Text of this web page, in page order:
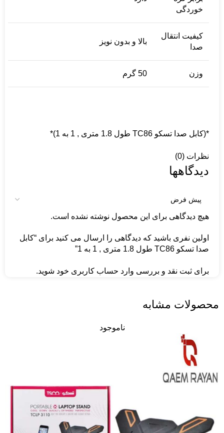
خوردگی
کیفیت انتقال
صدا
بالا و بدون نویز
وزن 50 گرم
*(كابل صدا تسکو TC86 طول 1.8 متری , 1 به 1)*
نظرات (0)
دیدگاهها
هیچ دیدگاهی برای این محصول نوشته نشده است.
اولین نفری باشید که دیدگاهی را ارسال می کنید برای “كابل
صدا تسکو TC86 طول 1.8 متری , 1 به 1”
برای ثبت نقد و بررسی وارد حساب کاربری خود شوید.
محصولات مشابه
ناموجود